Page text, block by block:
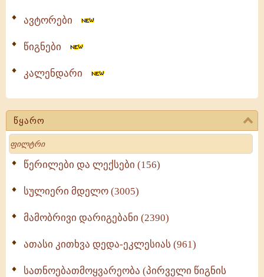
ავტორები
წიგნები
კალენდარი
წყარო
Search
წერილები და ლექსები (156)
სულიერი მდელო (3005)
მამობრივი დარიგებანი (2390)
ათასი კითხვა დედა-ეკლესიას (961)
სათნოებათმოყვარეობა (პირველი წიგნის